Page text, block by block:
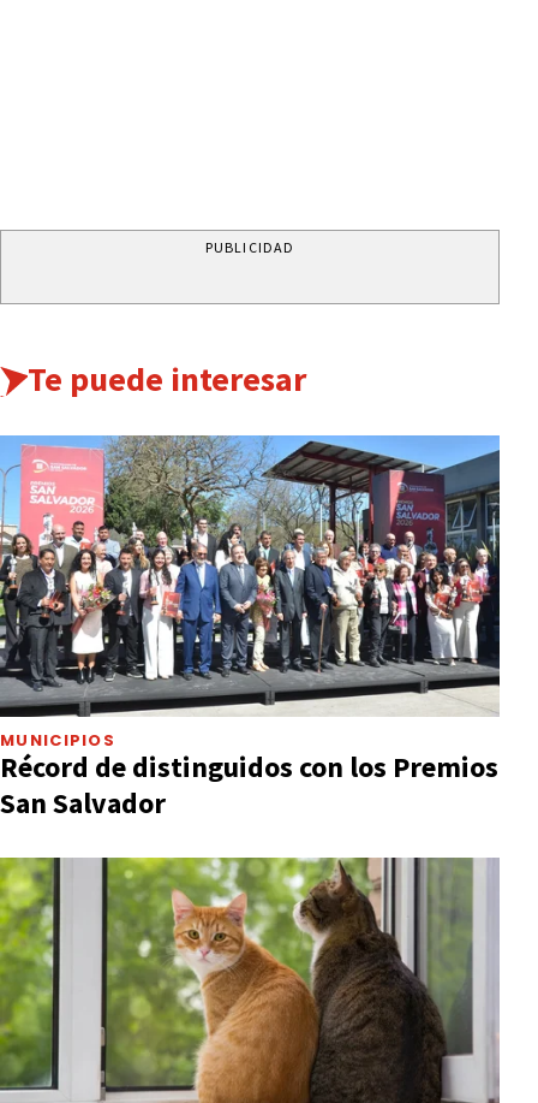
PUBLICIDAD
Te puede interesar
MUNICIPIOS
Récord de distinguidos con los Premios
San Salvador